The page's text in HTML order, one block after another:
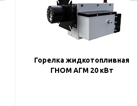
Горелка жидкотопливная
ГНОМ АГМ 20 кВт